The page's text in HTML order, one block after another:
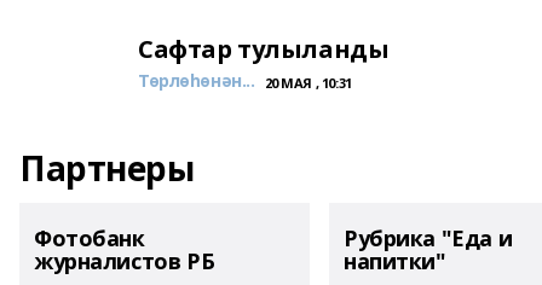
Сафтар тулыланды
Төрлөһөнән... 20 МАЯ , 10:31
Партнеры
Фотобанк
журналистов РБ
Рубрика "Еда и
напитки"